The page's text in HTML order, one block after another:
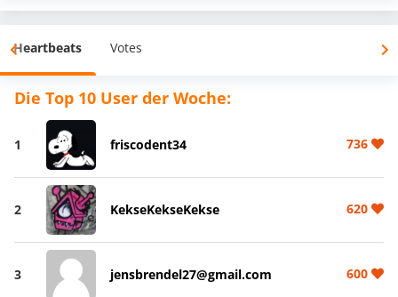
Heartbeats Votes
Die Top 10 User der Woche:
1 friscodent34 736
2 KekseKekseKekse 620
3 jensbrendel27@gmail.com 600